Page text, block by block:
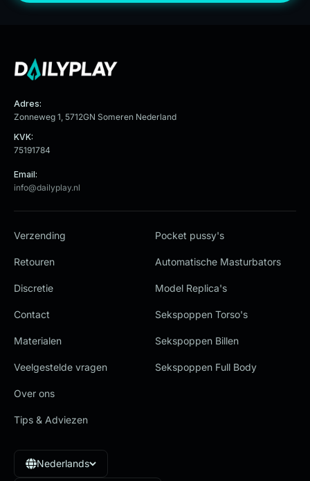
Adres:
Zonneweg 1, 5712GN Someren Nederland
KVK:
75191784
Email:
info@dailyplay.nl
Verzending
Retouren
Discretie
Contact
Materialen
Veelgestelde vragen
Over ons
Tips & Adviezen
Pocket pussy's
Automatische Masturbators
Model Replica's
Sekspoppen Torso's
Sekspoppen Billen
Sekspoppen Full Body
Nederlands